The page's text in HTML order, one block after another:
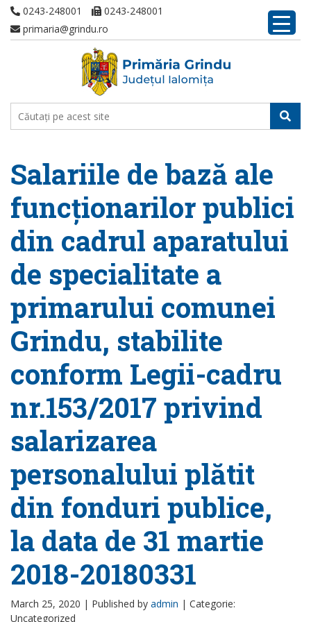
0243-248001
0243-248001
primaria@grindu.ro
Salariile de bază ale
funcționarilor publici
din cadrul aparatului
de specialitate a
primarului comunei
Grindu, stabilite
conform Legii-cadru
nr.153/2017 privind
salarizarea
personalului plătit
din fonduri publice,
la data de 31 martie
2018-20180331
March 25, 2020 | Published by admin | Categorie:
Uncategorized